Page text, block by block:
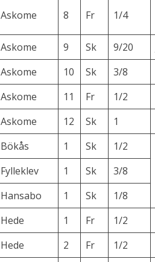
Askome 8 Fr 1/4
Askome 9 Sk
9/20
Askome 10 Sk
3/8
Askome 11 Fr
1/2
Askome 12 Sk
1
Bökås 1 Sk
1/2
Fylleklev 1 Sk
3/8
Hansabo 1 Sk
1/8
Hede 1 Fr
1/2
Hede 2 Fr 1/2